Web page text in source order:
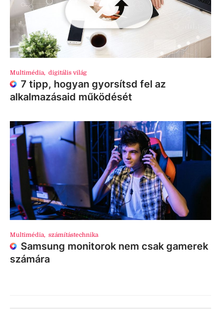
Multimédia, digitális világ
7 tipp, hogyan gyorsítsd fel az
alkalmazásaid működését
Multimédia, számítástechnika
Samsung monitorok nem csak gamerek
számára